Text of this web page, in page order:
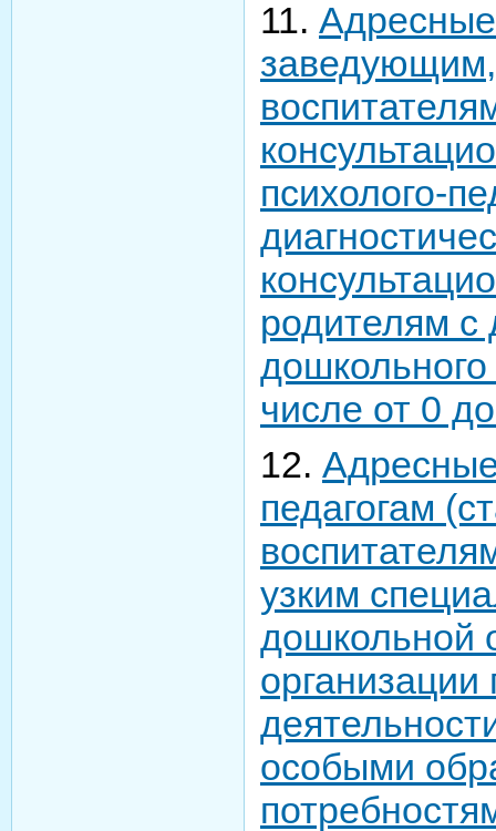
11.
психолого-
родителям с
числе от 0
12.
педагогам
узким
дошкольной
организации
особыми